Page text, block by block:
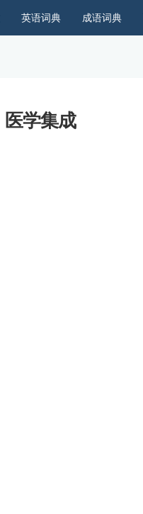
成语词典
英语词典
医学集成